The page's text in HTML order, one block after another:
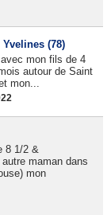
(78)
mon fils de 4
autour de Saint
mon...
8 1/2 &
maman dans
mon